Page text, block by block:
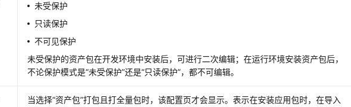
未受保护
只读保护
不可见保护
未受保护的资产包在开发环境中安装后，可进行二次编辑；在运行环境安装资产包后，
不论保护模式是“未受保护”还是“只读保护”，都不可编辑。
当选择“资产包”打包且打全量包时，该配置页才会显示。表示在安装应用包时，在导入